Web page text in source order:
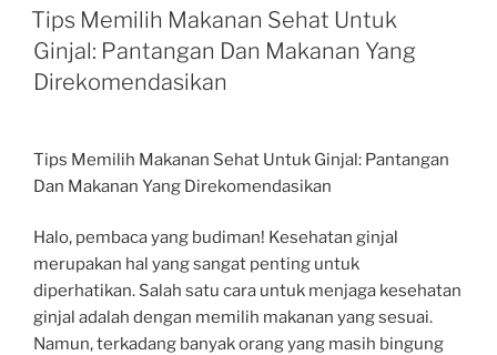
ON
Tips Memilih Makanan Sehat Untuk
Ginjal: Pantangan Dan Makanan Yang
Direkomendasikan
Tips Memilih Makanan Sehat Untuk Ginjal: Pantangan
Dan Makanan Yang Direkomendasikan
Halo, pembaca yang budiman! Kesehatan ginjal
merupakan hal yang sangat penting untuk
diperhatikan. Salah satu cara untuk menjaga kesehatan
ginjal adalah dengan memilih makanan yang sesuai.
Namun, terkadang banyak orang yang masih bingung